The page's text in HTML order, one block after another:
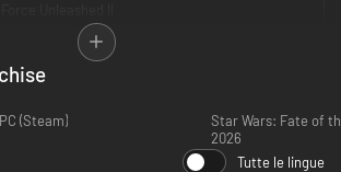
of the Old Republic II: The Sith Lords
Dark Forces II
at War: Forces of Corruption
(Steam)
Star Wars: Fate of
2026
Tutte le lingue